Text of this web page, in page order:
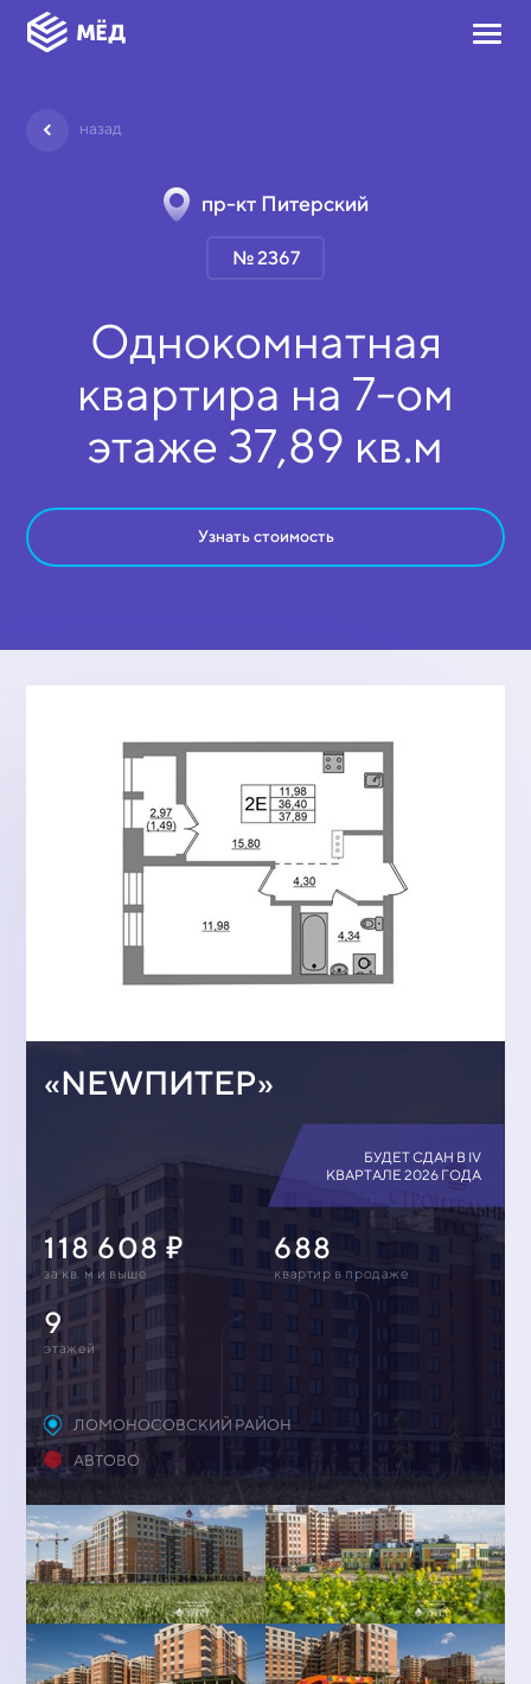
назад
пр-кт Питерский
№ 2367
Однокомнатная
квартира на 7-ом
этаже 37,89 кв.м
Узнать стоимость
«NEWПИТЕР»
БУДЕТ СДАН В IV
КВАРТАЛЕ 2026 ГОДА
118 608
за кв. м и выше
688
квартир в продаже
9
этажей
ЛОМОНОСОВСКИЙ РАЙОН
АВТОВО